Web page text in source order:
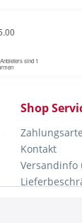
Shop
Kontakt
Versandinfo